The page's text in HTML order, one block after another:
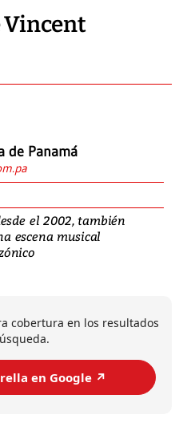
Vincent
de Panamá
el 2002, también
escena musical
cobertura en los resultados
en Google ↗️